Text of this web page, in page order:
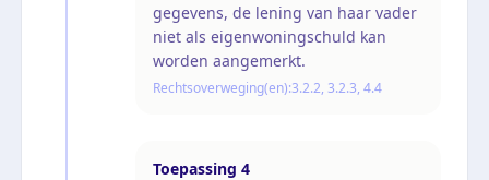
gegevens, de lening van haar vader
niet als eigenwoningschuld kan
worden aangemerkt.
Rechtsoverweging(en):3.2.2, 3.2.3, 4.4
Toepassing 4